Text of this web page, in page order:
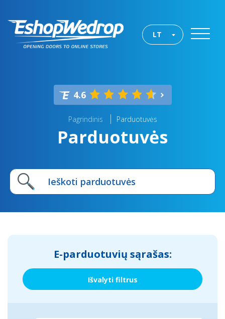
LT
4.6
Pagrindinis Parduotuvės
Parduotuvės
E-parduotuvių sąrašas:
Išvalyti filtrus